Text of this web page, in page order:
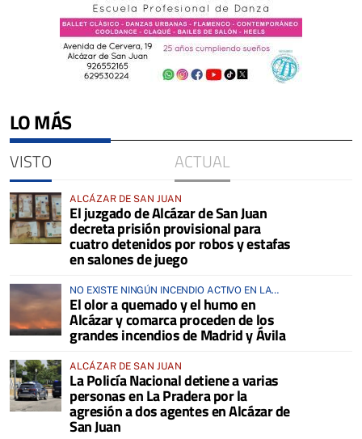
LO MÁS
VISTO ACTUAL
ALCÁZAR DE SAN JUAN
El juzgado de Alcázar de San Juan
decreta prisión provisional para
cuatro detenidos por robos y estafas
en salones de juego
NO EXISTE NINGÚN INCENDIO ACTIVO EN LA
COMARCA
El olor a quemado y el humo en
Alcázar y comarca proceden de los
grandes incendios de Madrid y Ávila
ALCÁZAR DE SAN JUAN
La Policía Nacional detiene a varias
personas en La Pradera por la
agresión a dos agentes en Alcázar de
San Juan